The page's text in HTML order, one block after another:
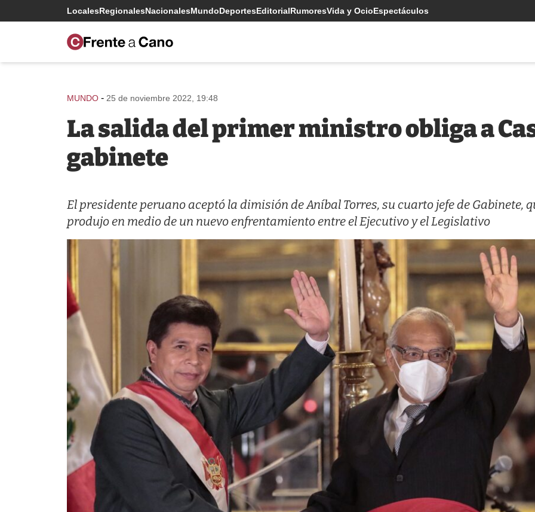
LocalesRegionalesNacionalesMundoDeportesEditorialRumoresVida y OcioEspectáculos
MUNDO - 25 de noviembre 2022, 19:48
La salida del primer ministro obliga a
gabinete
El presidente peruano aceptó la dimisión de Aníbal Torres, su cuarto jefe de Gabinete,
produjo en medio de un nuevo enfrentamiento entre el Ejecutivo y el Legislativo